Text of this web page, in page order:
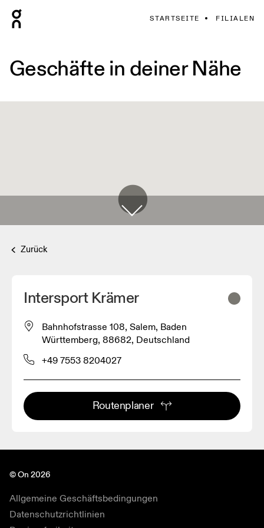
STARTSEITE FILIALEN
Geschäfte in deiner Nähe
Zurück
Intersport Krämer
Bahnhofstrasse 108, Salem, Baden
Württemberg, 88682, Deutschland
+49 7553 8204027
Routenplaner
© On 2026
Allgemeine Geschäftsbedingungen
Datenschutzrichtlinien